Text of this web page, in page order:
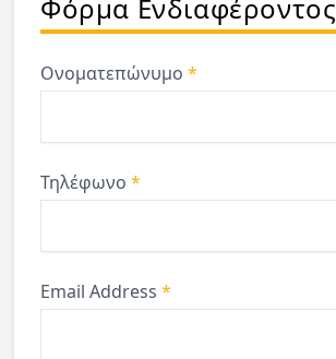
Φόρμα Ενδιαφέροντος
Ονοματεπώνυμο *
Τηλέφωνο *
Email Address *